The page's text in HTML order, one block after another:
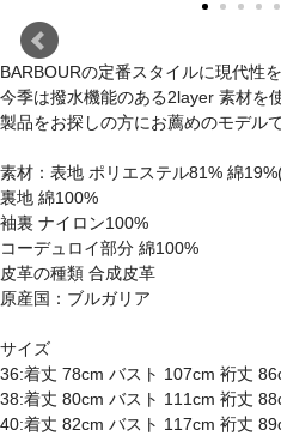
BARBOURの定番スタイルに現代性
今季は撥水機能のある2layer 素材を
製品をお探しの方にお薦めのモデルで
素材：表地 ポリエステル81% 綿
裏地 綿100%
袖裏 ナイロン100%
コーデュロイ部分 綿100%
皮革の種類 合成皮革
原産国：ブルガリア
サイズ
36:着丈 78cm バスト 107cm 裄丈
38:着丈 80cm バスト 111cm 裄丈
40:着丈 82cm バスト 117cm 裄丈